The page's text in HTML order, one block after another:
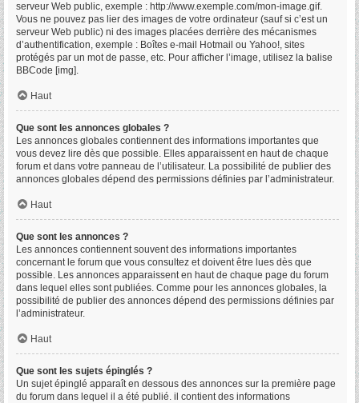
serveur Web public, exemple : http://www.exemple.com/mon-image.gif.
Vous ne pouvez pas lier des images de votre ordinateur (sauf si c’est un
serveur Web public) ni des images placées derrière des mécanismes
d’authentification, exemple : Boîtes e-mail Hotmail ou Yahoo!, sites
protégés par un mot de passe, etc. Pour afficher l’image, utilisez la balise
BBCode [img].
Haut
Que sont les annonces globales ?
Les annonces globales contiennent des informations importantes que
vous devez lire dès que possible. Elles apparaissent en haut de chaque
forum et dans votre panneau de l’utilisateur. La possibilité de publier des
annonces globales dépend des permissions définies par l’administrateur.
Haut
Que sont les annonces ?
Les annonces contiennent souvent des informations importantes
concernant le forum que vous consultez et doivent être lues dès que
possible. Les annonces apparaissent en haut de chaque page du forum
dans lequel elles sont publiées. Comme pour les annonces globales, la
possibilité de publier des annonces dépend des permissions définies par
l’administrateur.
Haut
Que sont les sujets épinglés ?
Un sujet épinglé apparaît en dessous des annonces sur la première page
du forum dans lequel il a été publié. il contient des informations